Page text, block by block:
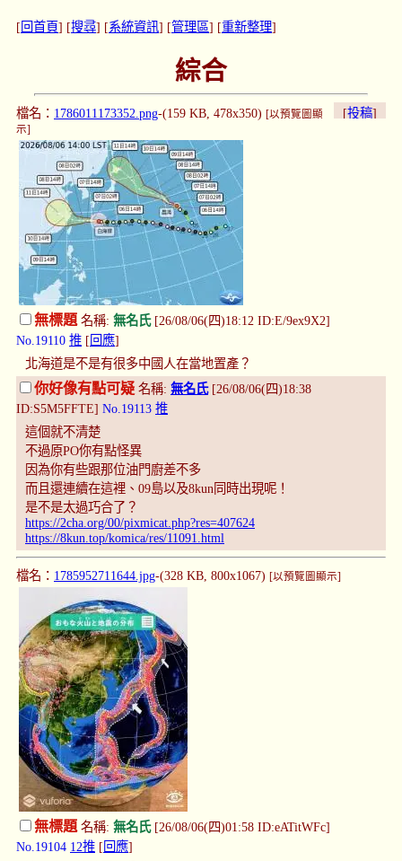
[ 回首頁] [搜尋] [系統資訊] [管理區] [重新整理]
綜合
[投稿]
檔名： 1786011173352.png-(159 KB, 478x350)
[以預覽圖顯
示]
無標題名稱: 無名氏[26/08/06(四)18:12 ID:E/9ex9X2]
No.19110 推 [ 回應]
北海道是不是有很多中國人在當地置產？
你好像有點可疑 名稱: 無名氏[26/08/06(四)18:38
ID:S5M5FFTE] No.19113 推
這個就不清楚
不過原PO你有點怪異
因為你有些跟那位油門廚差不多
而且還連續在這裡、09島以及8kun同時出現呢！
是不是太過巧合了？
https://2cha.org/00/pixmicat.php?res=407624
https://8kun.top/komica/res/11091.html
檔名： 1785952711644.jpg-(328 KB, 800x1067) [以預覽圖顯示]
無標題名稱: 無名氏[26/08/06(四)01:58 ID:eATitWFc]
No.19104 12推 [ 回應]